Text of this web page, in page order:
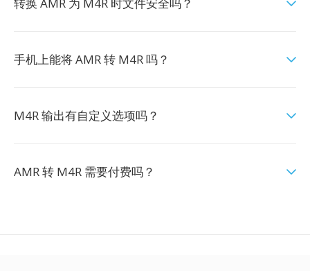
手机上能将 AMR 转 M4R 吗？
M4R 输出有自定义选项吗？
AMR 转 M4R 需要付费吗？